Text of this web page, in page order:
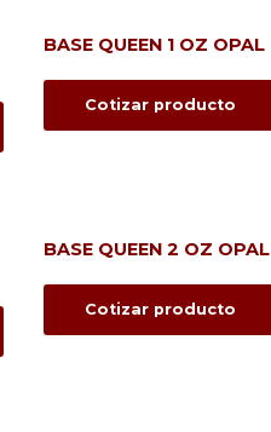
BASE QUEEN 1 OZ OPAL
Cotizar producto
BASE QUEEN 2 OZ OPAL
Cotizar producto